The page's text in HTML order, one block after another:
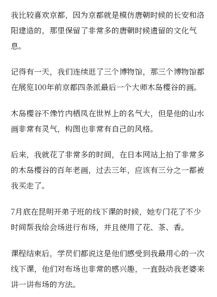
我比较喜欢京都，因为京都就是模仿唐朝时候的长安和洛
阳建造的，那里保留了非常多的唐朝时候遗留的文化气
息。
记得有一天，我们连续逛了三个博物馆，那三个博物馆都
在展览100年前京都四条派最后一个大师木岛樱谷的画。
木岛樱谷不像竹内栖凤在世界上的名气大，但是他的山水
画非常有灵气，构图也非常有自己的风格。
后来，我就花了非常多的时间，在日本网站上拍了非常多
的木岛樱谷的百年老画，过去三年，应该有三分之一都被
我买走了。
7月底在昆明开弟子班的线下课的时候，她专门花了不少
时间帮我给会场进行布场，并且使用了花、茶、香。
课程结束后，学员们都说这是他们感受到我最用心的一次
线下课，他们对布场也非常的感兴趣，一直鼓动我老婆来
讲一讲布场的方法。